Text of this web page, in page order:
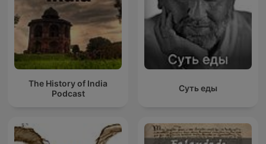
The History of India
Podcast
Суть еды